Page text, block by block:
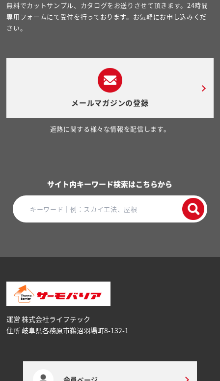
無料でカットサンプル、カタログをお送りさせて頂きます。24時間
専用フォームにて受付を行っております。お気軽にお申し込みくだ
さい。
メールマガジンの登録
遮熱に関する様々な情報を配信します。
サイト内キーワード検索はこちらから
運営 株式会社ライフテック
住所 岐阜県各務原市鵜沼⽻場町8-132-1